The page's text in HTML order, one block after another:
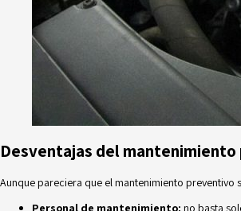
Desventajas del
Aunque pareciera que el mantenimiento preventivo
Personal de mantenimiento: no basta